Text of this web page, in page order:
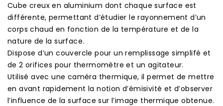
Cube creux en aluminium dont chaque surface est
différente, permettant d’étudier le rayonnement d’un
corps chaud en fonction de la température et de la
nature de la surface.
Dispose d’un couvercle pour un remplissage simplifé et
de 2 orifices pour thermomètre et un agitateur.
Utilisé avec une caméra thermique, il permet de mettre
en avant rapidement la notion d’émisivité et d’observer
l’influence de la surface sur l’image thermique obtenue.